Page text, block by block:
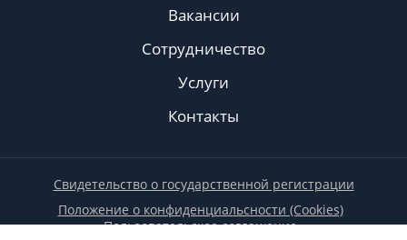
Вакансии
Сотрудничество
Услуги
Контакты
Пользовательское соглашение
Положение о конфиденциальсности (Cookies)
Свидетельство о государственной регистрации